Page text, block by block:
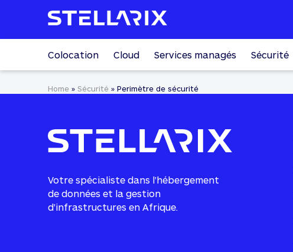
Colocation Cloud Services managés Sécurité
Home» Sécurité» Perimètre de sécurité
Votre spécialiste dans l'hébergement
de données et la gestion
d'infrastructures en Afrique.